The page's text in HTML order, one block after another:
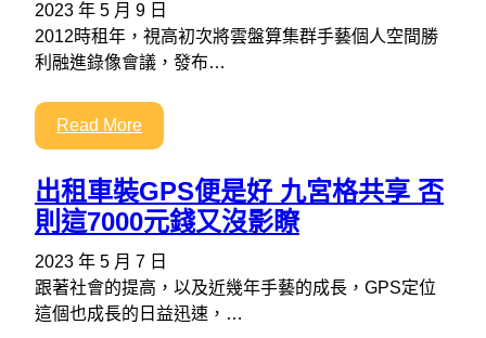
2023 年 5 月 9 日
2012時租年，視高初次將雲盤算集群手藝個人空間勝
利融進錄像會議，發布…
Read More
出租車裝GPS便是好 九宮格共享 否
則這7000元錢又沒影瞭
2023 年 5 月 7 日
跟著社會的提高，以及近幾年手藝的成長，GPS定位
這個也成長的日益迅速，…